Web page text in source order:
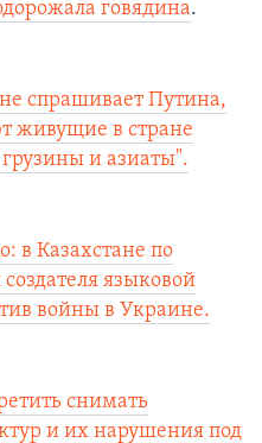
говядина.
спрашивает Путина,
живущие в стране
и азиаты".
в Казахстане по
языковой
войны в Украине.
снимать
и их нарушения под